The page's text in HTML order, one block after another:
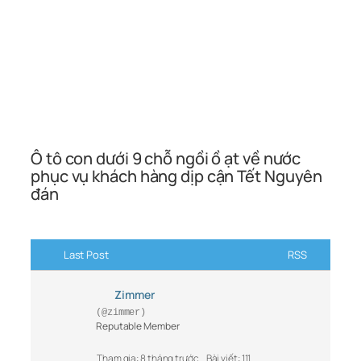
Ô tô con dưới 9 chỗ ngồi ồ ạt về nước
phục vụ khách hàng dịp cận Tết Nguyên
đán
Last Post RSS
Zimmer
(@zimmer)
Reputable Member